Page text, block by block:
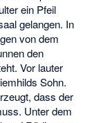
ein Pfeil
gelangen. In
von dem
den
Vor lauter
Sohn.
dass der
Unter dem